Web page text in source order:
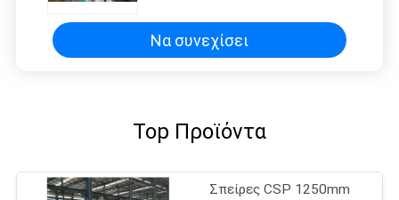
UNS N08904 2B που τελείωσαν
Να συνεχίσει
Top Προϊόντα
Σπείρες CSP 1250mm